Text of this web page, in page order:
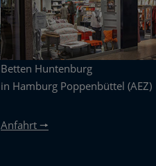
Betten Huntenburg
in Hamburg Poppenbüttel (AEZ)
Anfahrt 🠖